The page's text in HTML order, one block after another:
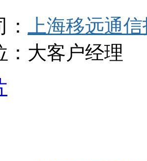
上海移远通
大客户经理